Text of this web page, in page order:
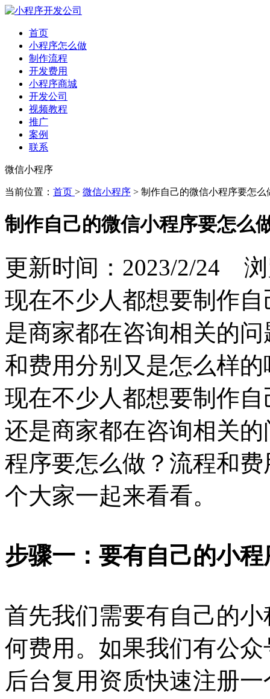
首页
小程序怎么做
制作流程
开发费用
小程序商城
开发公司
视频教程
推广
案例
联系
微信小程序
当前位置： 首页 > 微信小程序 > 制作自己的微信小程序要怎么
制作自己的微信小程序要怎么
更新时间：2023/2/24
现在不少人都想要制作
是商家都在咨询相关的
和费用分别又是怎么样
现在不少人都想要制作
还是商家都在咨询相关
程序要怎么做？流程和
个大家一起来看看。
步骤一：要有自己的小程
首先我们需要有自己的
何费用。如果我们有公
后台复用资质快速注册